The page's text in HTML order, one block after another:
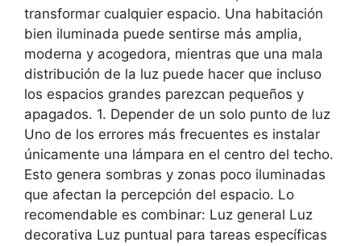
transformar cualquier espacio. Una habitación
bien iluminada puede sentirse más amplia,
moderna y acogedora, mientras que una mala
distribución de la luz puede hacer que incluso
los espacios grandes parezcan pequeños y
apagados. 1. Depender de un solo punto de luz
Uno de los errores más frecuentes es instalar
únicamente una lámpara en el centro del techo.
Esto genera sombras y zonas poco iluminadas
que afectan la percepción del espacio. Lo
recomendable es combinar: Luz general Luz
decorativa Luz puntual para tareas específicas